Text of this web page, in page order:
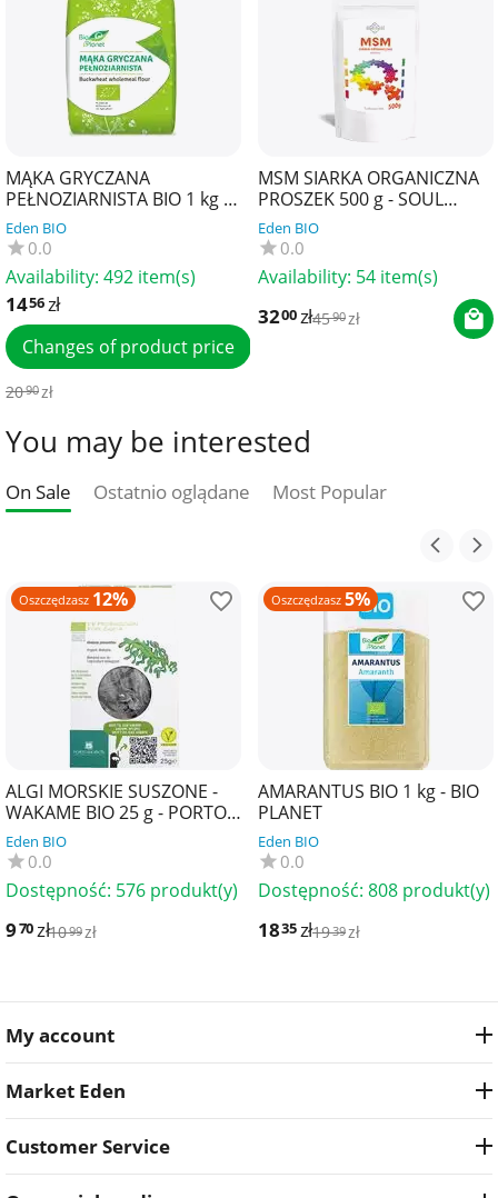
MĄKA GRYCZANA
PEŁNOZIARNISTA BIO 1 kg -
BIO PLANET
Eden BIO
0.0
Availability: 492 item(s)
1456zł
Changes of product price
2090zł
MSM SIARKA ORGANICZNA
PROSZEK 500 g - SOUL
FARM
Eden BIO
0.0
Availability: 54 item(s)
3200zł4590zł
You may be interested
On Sale Ostatnio oglądane Most Popular
Oszczędzasz 12%
ALGI MORSKIE SUSZONE -
WAKAME BIO 25 g - PORTO
MUINOS
Eden BIO
0.0
Dostępność: 576 produkt(y)
970zł1099zł
Oszczędzasz 5%
AMARANTUS BIO 1 kg - BIO
PLANET
Eden BIO
0.0
Dostępność: 808 produkt(y)
1835zł1939zł
My account
Market Eden
Customer Service